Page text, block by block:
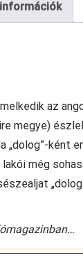
az
megye)
„dolog”-ként
lakói még